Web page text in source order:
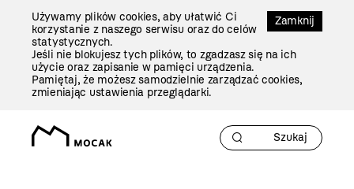
Zamknij
Używamy plików cookies, aby ułatwić Ci
korzystanie z naszego serwisu oraz do celów
statystycznych.
Jeśli nie blokujesz tych plików, to zgadzasz się na ich
użycie oraz zapisanie w pamięci urządzenia.
Pamiętaj, że możesz samodzielnie zarządzać cookies,
zmieniając ustawienia przeglądarki.